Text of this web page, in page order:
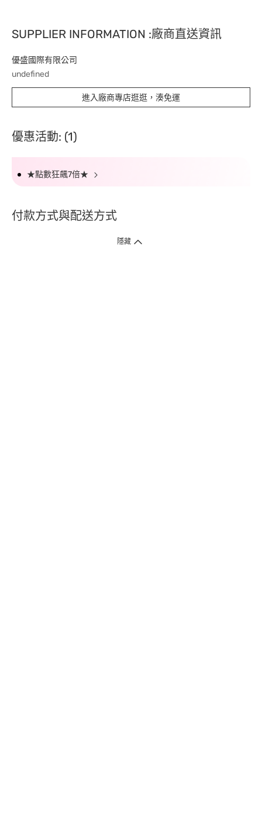
SUPPLIER INFORMATION :廠商直送資訊
優盛國際有限公司
undefined
進入廠商專店逛逛，湊免運
優惠活動: (1)
★點數狂飆7倍★
付款方式與配送方式
隱藏